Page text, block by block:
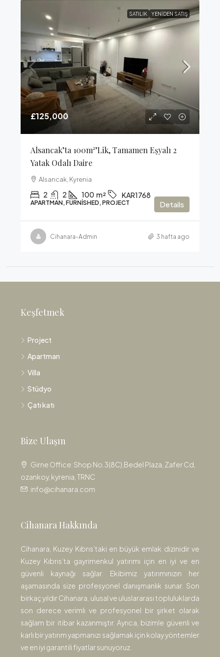
SATILIK YENIDEN SATIŞ
£125,000
Alsancak’ta 100m²’lik, Tamamen Eşyalı 2
Yatak Odalı Daire
Alsancak, Kyrenia
2 2 100 m² KAR1768
APARTMAN, FURNISHED, PROJECT Details
Cihanara-Admin 3 hafta ago
Keşfetmek
Project
Apartman
Villa
Stüdyo
Çatı katı
Bize Ulaşın
Girne Office: Shop No.3(8C),Bedel Plaza, Zafer Cd,
ozankoy, kyrenia, TRNC
info@cihanara.com
Cihanara Hakkında
Cihanara, Kuzey Kıbrıs’taki en büyük emlak dizinidir ve
Kuzey Kıbrıs’ta gayrimenkul yatırımı için en iyi ve en
güvenli kaynağı sağlar. Ekibimiz yatırımınızın her
aşamasında size profesyonel danışmanlık sunar. Son
birkaç yıldır Cihanara, ulusal ve uluslararası topluluklarda
son derece verimli ve profesyonel bir şirket olarak
sağlam bir itibar kazanmıştır. Ayrıca, bizimle güvenli ve
karlı bir yatırım yapmanızı sağlamak için kolay yöntemler
ve en iyi garantili fiyatlar sunuyoruz.